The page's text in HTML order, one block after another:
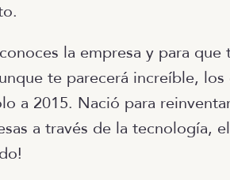
la empresa y para
te parecerá increíble,
a 2015. Nació para
a través de la tecnología,